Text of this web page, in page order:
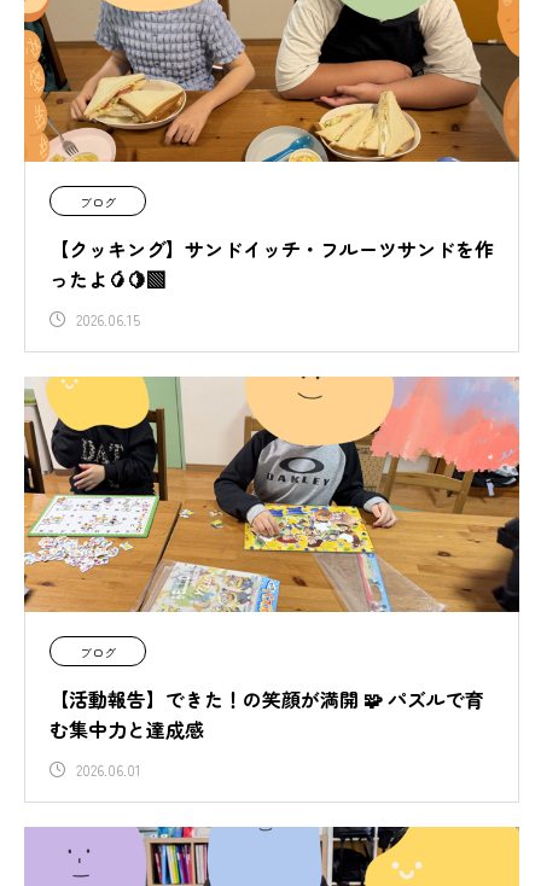
ブログ
【クッキング】サンドイッチ・フルーツサンドを作
ったよ🥭🍋‍🟩
2026.06.15
ブログ
【活動報告】できた！の笑顔が満開 🧩 パズルで育
む集中力と達成感
2026.06.01